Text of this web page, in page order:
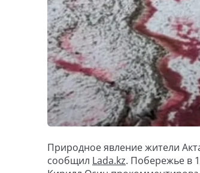
Природное явление жители
сообщил Lada.kz. Побережье в